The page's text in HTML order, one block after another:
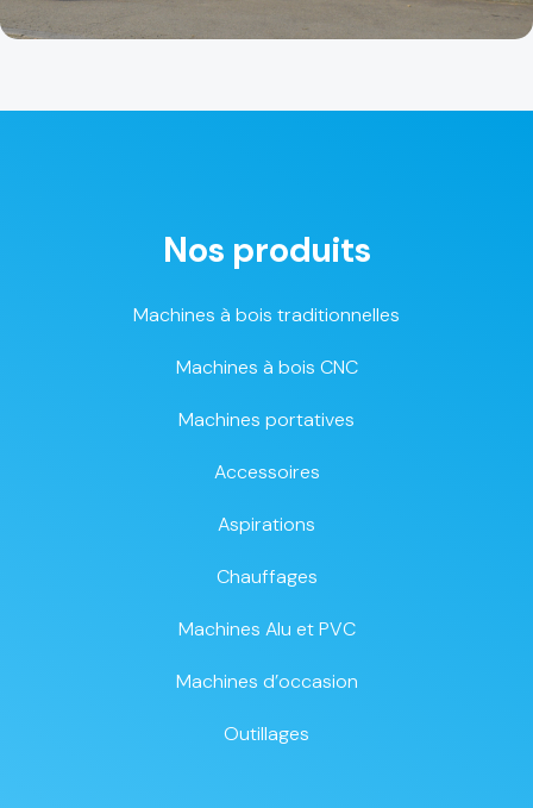
Nos produits
Machines à bois traditionnelles
Machines à bois CNC
Machines portatives
Accessoires
Aspirations
Chauffages
Machines Alu et PVC
Machines d’occasion
Outillages